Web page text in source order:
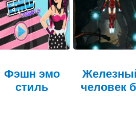
Фэшн эмо
стиль
человек